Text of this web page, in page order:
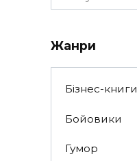
for:
Жанри
Бізнес-книги
Бойовики
Гумор